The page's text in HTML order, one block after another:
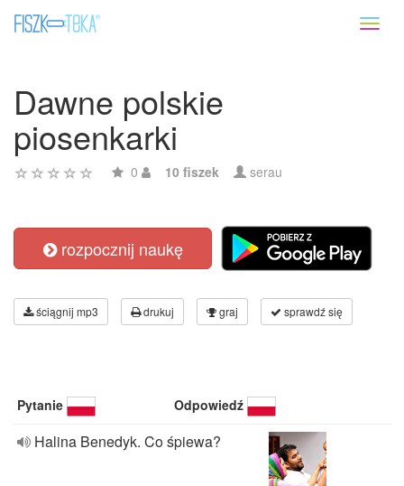
Dawne polskie
piosenkarki
0 10 fiszek serau
rozpocznij naukę
ściągnij mp3 drukuj graj sprawdź się
Pytanie Odpowiedź
Halina Benedyk. Co śpiewa?